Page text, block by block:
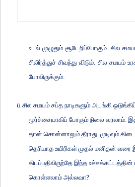
உடல் முழுதும் சூடேறிப்போகும். சில
சிலிர்த்துச் சிவந்து விடும். சில
போலிருக்கும்.
ü சில சமயம் சப்த நாடிகளும் அடங்கி
மூர்ச்சையாகிப் போகும் நிலை வரலாம்.
தான் சொன்னாலும் தீராது. முடிவும்
தெரியாத உயிரிகள் முதல் மனிதன் வரை
கிடப்பதிலிருந்தே இந்த உச்சக்கட்டத்தின்
கொள்ளலாம் அல்லவா?